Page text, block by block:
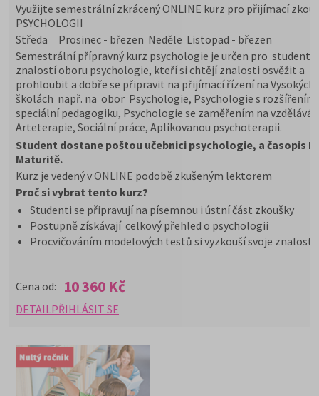
Využijte semestrální zkrácený ONLINE kurz pro přijímací
PSYCHOLOGII
Středa Prosinec - březen Neděle Listopad - březen
Semestrální přípravný kurz psychologie je určen pro studenty
znalostí oboru psychologie, kteří si chtějí znalosti osvěžit a
prohloubit a dobře se připravit na přijímací řízení na Vysokých
školách např. na obor Psychologie, Psychologie s rozšířením
speciální pedagogiku, Psychologie se zaměřením na
Arteterapie, Sociální práce, Aplikovanou psychoterapii.
Student dostane poštou učebnici psychologie, a časopis
Maturitě.
Kurz je vedený v ONLINE podobě zkušeným lektorem
Proč si vybrat tento kurz?
Studenti se připravují na písemnou i ústní část zkoušky
Postupně získávají celkový přehled o psychologii
Procvičováním modelových testů si vyzkouší svoje znalosti
Cena od: 10 360 Kč
DETAIL PŘIHLÁSIT SE